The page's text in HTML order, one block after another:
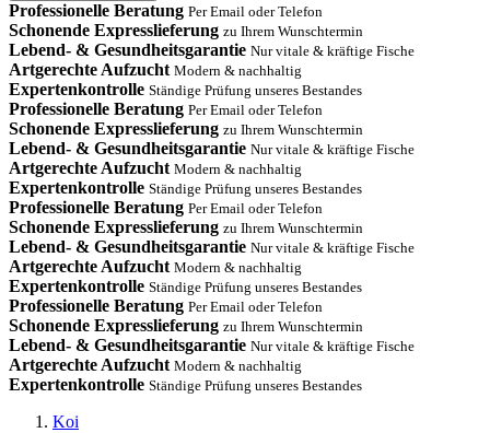
Professionelle Beratung Per Email oder Telefon
Schonende Expresslieferung zu Ihrem Wunschtermin
Lebend- & Gesundheitsgarantie Nur vitale & kräftige Fische
Artgerechte Aufzucht Modern & nachhaltig
Expertenkontrolle Ständige Prüfung unseres Bestandes
Professionelle Beratung Per Email oder Telefon
Schonende Expresslieferung zu Ihrem Wunschtermin
Lebend- & Gesundheitsgarantie Nur vitale & kräftige Fische
Artgerechte Aufzucht Modern & nachhaltig
Expertenkontrolle Ständige Prüfung unseres Bestandes
Professionelle Beratung Per Email oder Telefon
Schonende Expresslieferung zu Ihrem Wunschtermin
Lebend- & Gesundheitsgarantie Nur vitale & kräftige Fische
Artgerechte Aufzucht Modern & nachhaltig
Expertenkontrolle Ständige Prüfung unseres Bestandes
Professionelle Beratung Per Email oder Telefon
Schonende Expresslieferung zu Ihrem Wunschtermin
Lebend- & Gesundheitsgarantie Nur vitale & kräftige Fische
Artgerechte Aufzucht Modern & nachhaltig
Expertenkontrolle Ständige Prüfung unseres Bestandes
Koi